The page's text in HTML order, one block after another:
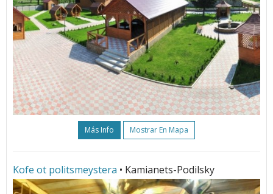
Más Info Mostrar En Mapa
Kofe ot politsmeystera • Kamianets-Podilsky